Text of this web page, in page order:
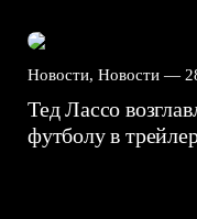
Новости, Новости —
Тед Лассо
футболу в